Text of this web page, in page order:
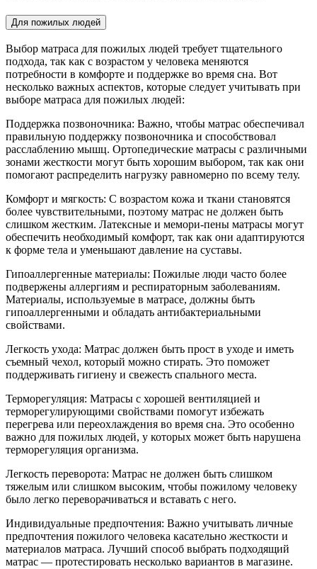
Для пожилых людей
Выбор матраса для пожилых людей требует тщательного
подхода, так как с возрастом у человека меняются
потребности в комфорте и поддержке во время сна. Вот
несколько важных аспектов, которые следует учитывать при
выборе матраса для пожилых людей:
Поддержка позвоночника: Важно, чтобы матрас обеспечивал
правильную поддержку позвоночника и способствовал
расслаблению мышц. Ортопедические матрасы с различными
зонами жесткости могут быть хорошим выбором, так как они
помогают распределить нагрузку равномерно по всему телу.
Комфорт и мягкость: С возрастом кожа и ткани становятся
более чувствительными, поэтому матрас не должен быть
слишком жестким. Латексные и мемори-пены матрасы могут
обеспечить необходимый комфорт, так как они адаптируются
к форме тела и уменьшают давление на суставы.
Гипоаллергенные материалы: Пожилые люди часто более
подвержены аллергиям и респираторным заболеваниям.
Материалы, используемые в матрасе, должны быть
гипоаллергенными и обладать антибактериальными
свойствами.
Легкость ухода: Матрас должен быть прост в уходе и иметь
съемный чехол, который можно стирать. Это поможет
поддерживать гигиену и свежесть спального места.
Терморегуляция: Матрасы с хорошей вентиляцией и
терморегулирующими свойствами помогут избежать
перегрева или переохлаждения во время сна. Это особенно
важно для пожилых людей, у которых может быть нарушена
терморегуляция организма.
Легкость переворота: Матрас не должен быть слишком
тяжелым или слишком высоким, чтобы пожилому человеку
было легко переворачиваться и вставать с него.
Индивидуальные предпочтения: Важно учитывать личные
предпочтения пожилого человека касательно жесткости и
материалов матраса. Лучший способ выбрать подходящий
матрас — протестировать несколько вариантов в магазине.